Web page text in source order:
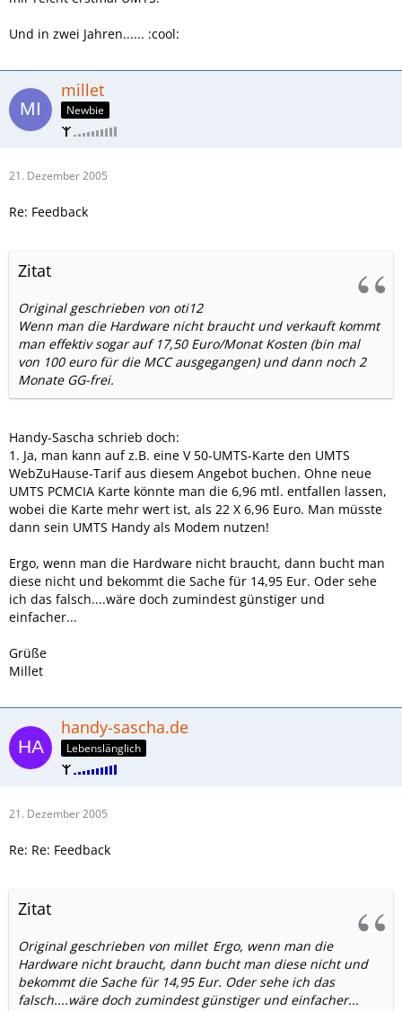
Und in zwei Jahren...... :cool:
millet
Newbie
21. Dezember 2005
Re: Feedback
Zitat
Original geschrieben von oti12
Wenn man die Hardware nicht braucht und verkauft kommt
man effektiv sogar auf 17,50 Euro/Monat Kosten (bin mal
von 100 euro für die MCC ausgegangen) und dann noch 2
Monate GG-frei.
Handy-Sascha schrieb doch:
1. Ja, man kann auf z.B. eine V 50-UMTS-Karte den UMTS
WebZuHause-Tarif aus diesem Angebot buchen. Ohne neue
UMTS PCMCIA Karte könnte man die 6,96 mtl. entfallen lassen,
wobei die Karte mehr wert ist, als 22 X 6,96 Euro. Man müsste
dann sein UMTS Handy als Modem nutzen!
Ergo, wenn man die Hardware nicht braucht, dann bucht man
diese nicht und bekommt die Sache für 14,95 Eur. Oder sehe
ich das falsch....wäre doch zumindest günstiger und
einfacher...
Grüße
Millet
handy-sascha.de
Lebenslänglich
21. Dezember 2005
Re: Re: Feedback
Zitat
Original geschrieben von millet Ergo, wenn man die
Hardware nicht braucht, dann bucht man diese nicht und
bekommt die Sache für 14,95 Eur. Oder sehe ich das
falsch....wäre doch zumindest günstiger und einfacher...